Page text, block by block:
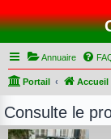
Annuaire
Portail Accueil
Consulte le